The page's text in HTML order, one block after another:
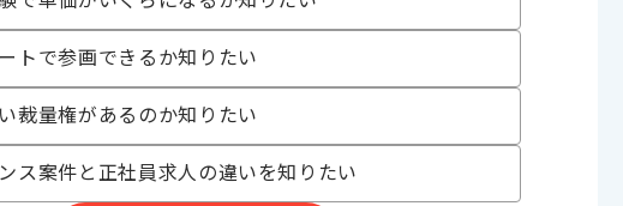
差し上げる場合がございます。
ざいます。
い方にオススメの案件です。
ます。
トで参画できるか知りたい
裁量権があるのか知りたい
ス案件と正社員求人の違いを知りたい